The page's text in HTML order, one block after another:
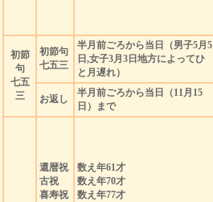
初節
句
七五
三
初節句
七五三
半月前ごろから当日（男子5月5
日,女子3月3日地方によってひ
と月遅れ）
お返し
半月前ごろから当日（11月15
日）まで
還暦祝
古祝
喜寿祝
数え年61才
数え年70才
数え年77才